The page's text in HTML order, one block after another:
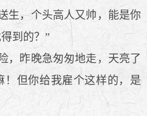
，个头高人又帅，能是你
到的？”
，昨晚急匆匆地走，天亮了
！但你给我雇个这样的，是